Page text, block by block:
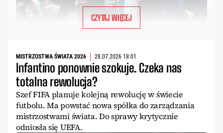
CZYTAJ WIĘCEJ
MISTRZOSTWA ŚWIATA 2026 28.07.2026 18:01
Infantino ponownie szokuje. Czeka nas
totalna rewolucja?
Szef FIFA planuje kolejną rewolucję w świecie
futbolu. Ma powstać nowa spółka do zarządzania
mistrzostwami świata. Do sprawy krytycznie
odniosła się UEFA.